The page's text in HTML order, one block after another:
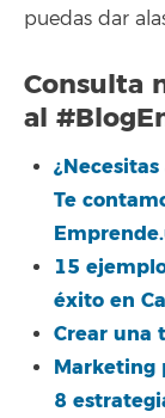
puedas dar
Consulta
al
Te
15
éxito en
Crear una
Marketing
8